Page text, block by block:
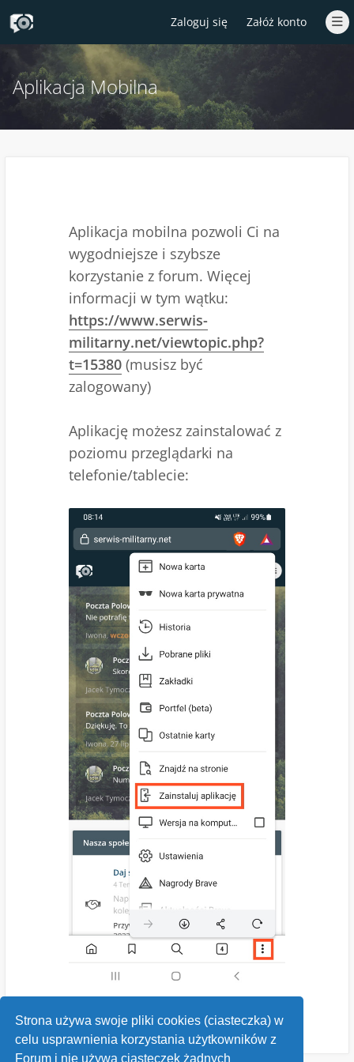
Strona używa swoje pliki cookies (ciasteczka) w
celu usprawnienia korzystania użytkowników z
Forum i nie używa ciasteczek żadnych
Zaloguj się Załóż konto
Aplikacja Mobilna
Aplikacja mobilna pozwoli Ci na
wygodniejsze i szybsze
korzystanie z forum. Więcej
informacji w tym wątku:
https://www.serwis-
militarny.net/viewtopic.php?
t=15380 (musisz być
zalogowany)
Aplikację możesz zainstalować z
poziomu przeglądarki na
telefonie/tablecie: